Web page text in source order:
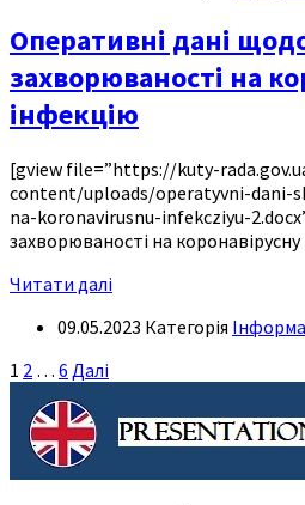
Оперативні дані
захворюваності на
інфекцію
[gview file=”https://kuty-
content/uploads/operatyvni-dani-
na-koronavirusnu-infekcziyu-
захворюваності на
Читати далі
09.05.2023 Категорія
Пагінація
записів
1 2 … 6 Далі